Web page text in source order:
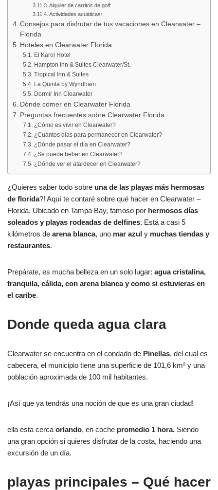
Alquiler de carritos de golf:
Actividades acuáticas:
Consejos para disfrutar de tus vacaciones en Clearwater –
Florida
Hoteles en Clearwater Florida
El Karol Hotel
Hampton Inn & Suites Clearwater/St.
Tropical Inn & Suites
La Quinta by Wyndham
Dormir Inn Clearwater
Dónde comer en Clearwater Florida
Preguntas frecuentes sobre Clearwater Florida
¿Cómo es vivir en Clearwater?
¿Cuántos días para permanecer en Clearwater?
¿Dónde pasar el día en Clearwater?
¿Se puede beber en Clearwater?
¿Dónde ver el atardecer en Clearwater?
¿Quieres saber todo sobre una de las playas más hermosas
de florida?! Aquí te contaré sobre qué hacer en Clearwater –
Florida. Ubicado en Tampa Bay, famoso por hermosos días
soleados y playas rodeadas de delfines. Está a casi 5
kilómetros de arena blanca, uno mar azul y muchas tiendas y
restaurantes.
Prepárate, es mucha belleza en un solo lugar: agua cristalina,
tranquila, cálida, con arena blanca y como si estuvieras en
el caribe.
Donde queda agua clara
Clearwater se encuentra en el condado de Pinellas, del cual es
cabecera, el municipio tiene una superficie de 101,6 km² y una
población aproximada de 100 mil habitantes.
¡Así que ya tendrás una noción de que es una gran ciudad!
ella esta cerca orlando, en coche promedio 1 hora. Siendo
una gran opción si quieres disfrutar de la costa, haciendo una
excursión de un día.
playas principales – Qué hacer